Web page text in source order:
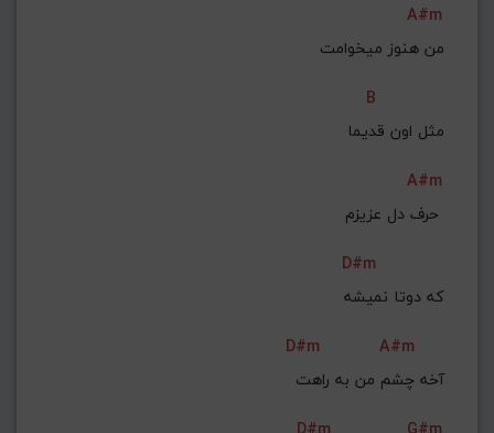
A#m
من هنوز میخوامت
B
مثل اون قدیما
A#m
D#m
که دوتا نمیشه
D#m
A#m
آخه چشم من به راهت